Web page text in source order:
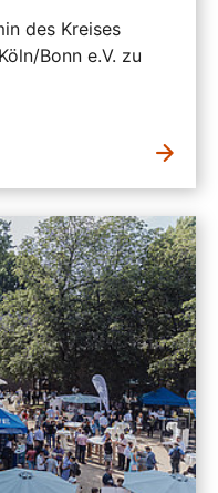
des Kreises
Bonn e.V. zu